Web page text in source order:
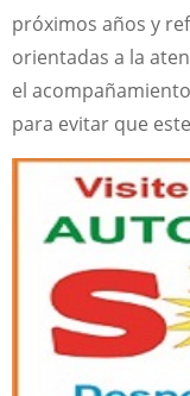
próximos años y
orientadas a la
el
para evitar que